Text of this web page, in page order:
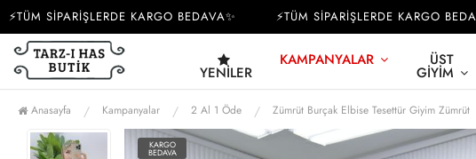
SİPARİŞLERDE KARGO BEDAVA✨ ⚡TÜM SİPARİŞLERDE KARGO BEDAVA✨
YENILER
KAMPANYALAR ÜST
GIYIM
Anasayfa Kampanyalar 2 Al 1 Öde Zümrüt Burçak Elbise Tesettür Giyim Zümrüt
KARGO
BEDAVA